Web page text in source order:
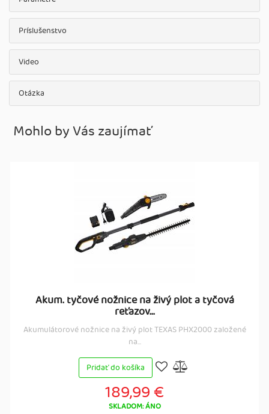
Príslušenstvo
Video
Otázka
Mohlo by Vás zaujímať
Akum. tyčové nožnice na živý plot a tyčová
reťazov...
Akumulátorové nožnice na živý plot TEXAS PHX2000 založené
na...
Pridať do košíka
189,99 €
SKLADOM: ÁNO